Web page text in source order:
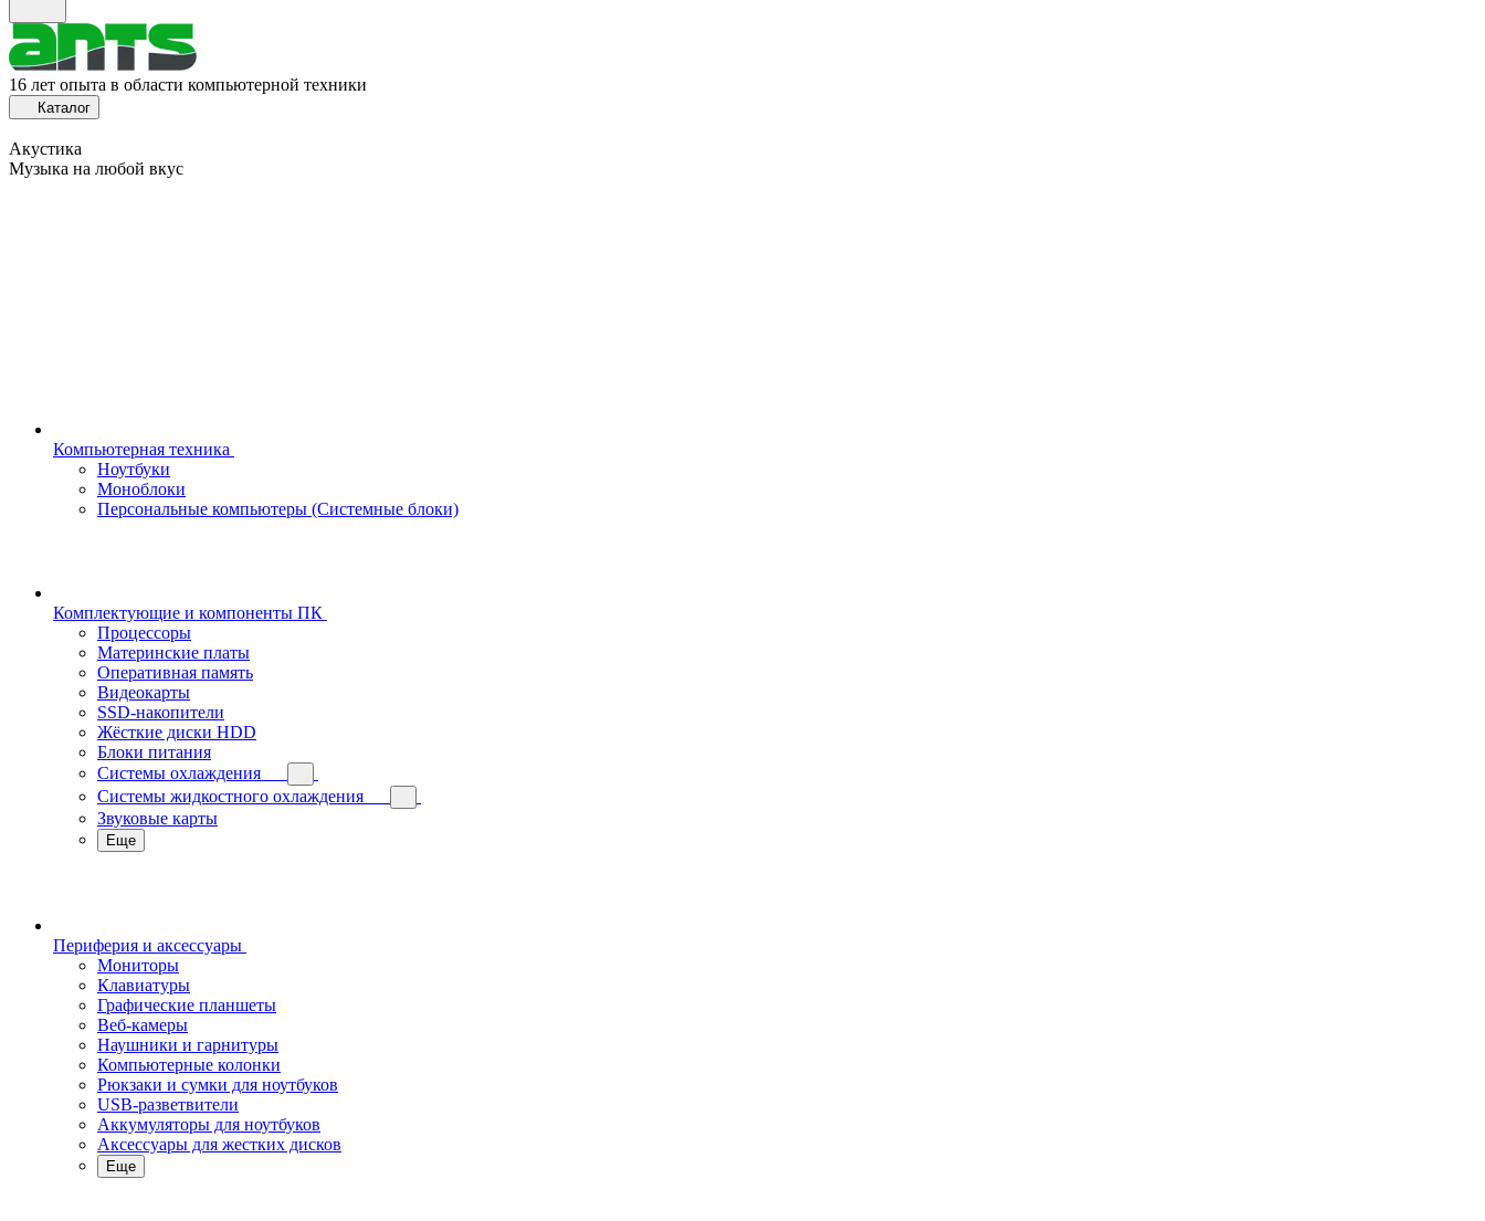
16 лет опыта в области компьютерной техники
Каталог
Акустика
Музыка на любой вкус
Компьютерная техника
Ноутбуки
Моноблоки
Персональные компьютеры (Системные блоки)
Комплектующие и компоненты ПК
Процессоры
Материнские платы
Оперативная память
Видеокарты
SSD-накопители
Жёсткие диски HDD
Блоки питания
Системы охлаждения
Системы жидкостного охлаждения
Звуковые карты
Еще
Периферия и аксессуары
Мониторы
Клавиатуры
Графические планшеты
Веб-камеры
Наушники и гарнитуры
Компьютерные колонки
Рюкзаки и сумки для ноутбуков
USB-разветвители
Аккумуляторы для ноутбуков
Аксессуары для жестких дисков
Еще